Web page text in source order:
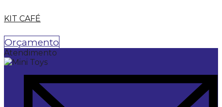
KIT CAFÉ
Orçamento
Atendimento